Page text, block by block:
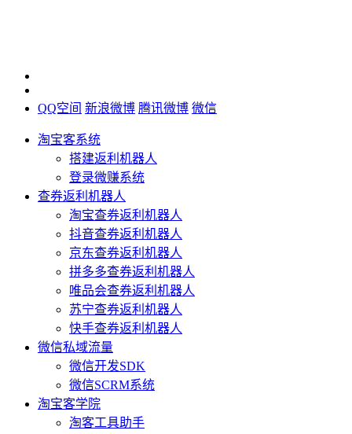
QQ空间 新浪微博 腾讯微博 微信
淘宝客系统
搭建返利机器人
登录微赚系统
查券返利机器人
淘宝查券返利机器人
抖音查券返利机器人
京东查券返利机器人
拼多多查券返利机器人
唯品会查券返利机器人
苏宁查券返利机器人
快手查券返利机器人
微信私域流量
微信开发SDK
微信SCRM系统
淘宝客学院
淘客工具助手